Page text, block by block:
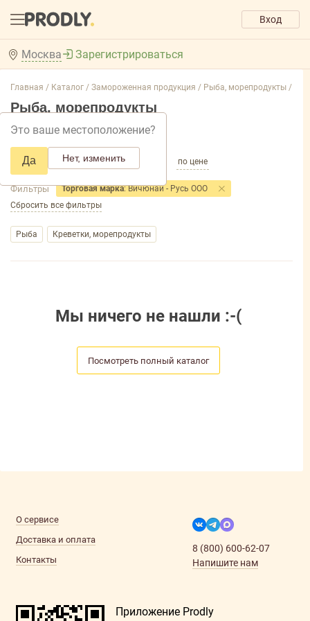
Вход
Москва
Это ваше местоположение?
Да Нет, изменить
Зарегистрироваться
Главная / Каталог / Замороженная продукция / Рыба, морепродукты /
Рыба, морепродукты
Добавить фильтр товаров
по популярности по названию по цене
Фильтры Торговая марка: Вичюнай - Русь ООО
Сбросить все фильтры
Рыба Креветки, морепродукты
Мы ничего не нашли :-(
Посмотреть полный каталог
О сервисе
Доставка и оплата
Контакты
8 (800) 600-62-07
Напишите нам
Приложение Prodly